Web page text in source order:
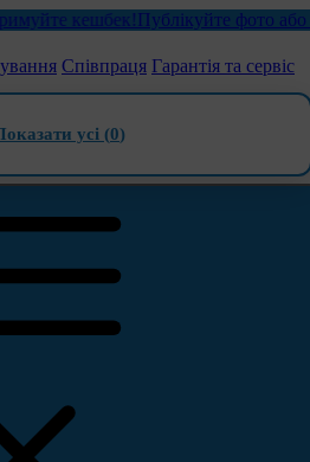
кешбек!Публікуйте фото або
Співпраця Гарантія та сервіс
усі (0)